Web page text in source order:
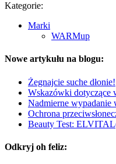
Kategorie:
Marki
WARMup
Nowe artykułu na blogu:
Żegnajcie suche dłonie!
Wskazówki dotyczące
Nadmierne wypadanie
Ochrona
Beauty Test:
Odkryj oh feliz: